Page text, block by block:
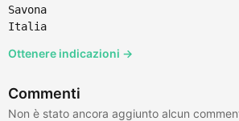
Savona
Italia
Ottenere indicazioni →
Commenti
Non è stato ancora aggiunto alcun